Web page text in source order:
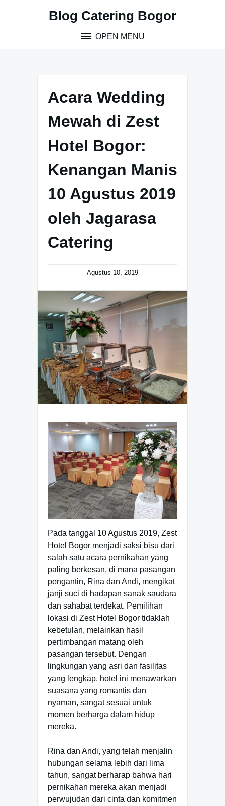
Blog Catering Bogor
OPEN MENU
Acara Wedding
Mewah di Zest
Hotel Bogor:
Kenangan Manis
10 Agustus 2019
oleh Jagarasa
Catering
Agustus 10, 2019
Pada tanggal 10 Agustus 2019, Zest
Hotel Bogor menjadi saksi bisu dari
salah satu acara pernikahan yang
paling berkesan, di mana pasangan
pengantin, Rina dan Andi, mengikat
janji suci di hadapan sanak saudara
dan sahabat terdekat. Pemilihan
lokasi di Zest Hotel Bogor tidaklah
kebetulan, melainkan hasil
pertimbangan matang oleh
pasangan tersebut. Dengan
lingkungan yang asri dan fasilitas
yang lengkap, hotel ini menawarkan
suasana yang romantis dan
nyaman, sangat sesuai untuk
momen berharga dalam hidup
mereka.
Rina dan Andi, yang telah menjalin
hubungan selama lebih dari lima
tahun, sangat berharap bahwa hari
pernikahan mereka akan menjadi
perwujudan dari cinta dan komitmen